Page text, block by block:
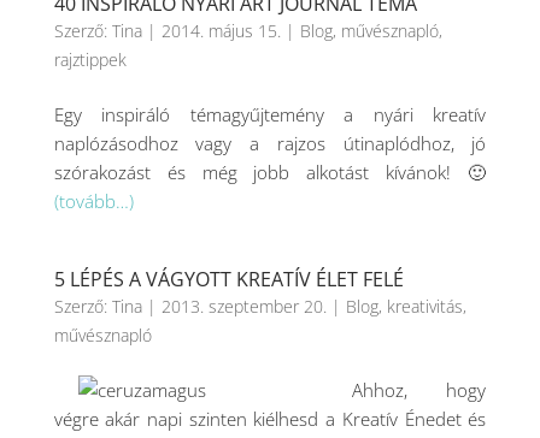
Szerző: Tina| 2014. május 15. | Blog, művésznapló,
rajztippek
Egy inspiráló témagyűjtemény a nyári kreatív
naplózásodhoz vagy a rajzos útinaplódhoz, jó
szórakozást és még jobb alkotást kívánok! 🙂
(tovább…)
5 LÉPÉS A VÁGYOTT KREATÍV ÉLET FELÉ
Szerző: Tina| 2013. szeptember 20. | Blog, kreativitás,
művésznapló
Ahhoz, hogy
végre akár napi szinten kiélhesd a Kreatív Énedet és